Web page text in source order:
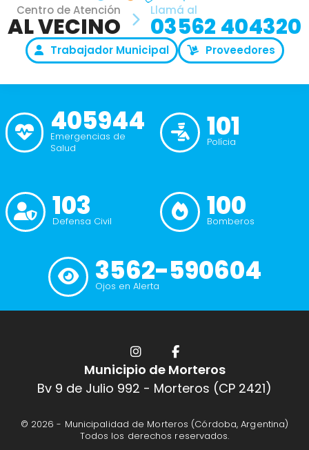
Centro de Atención
AL VECINO
Llamá al
03562 404320
Trabajador Municipal Proveedores
405944
Emergencias de
Salud
101
Polícia
103
Defensa Civil 100
Bomberos
3562-590604
Ojos en Alerta
Municipio de Morteros
Bv 9 de Julio 992 - Morteros (CP 2421)
© 2026 - Municipalidad de Morteros (Córdoba, Argentina)
Todos los derechos reservados.